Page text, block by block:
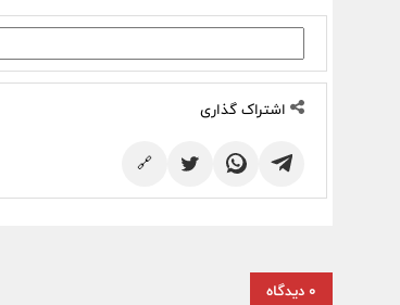
اشتراک گذاری
🔗
0 دیدگاه